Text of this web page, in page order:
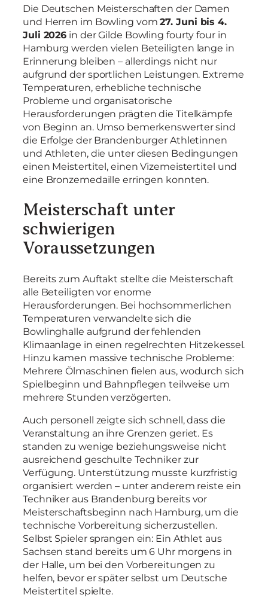
Die Deutschen Meisterschaften der Damen
und Herren im Bowling vom27. Juni bis 4.
Juli 2026 in der Gilde Bowling fourty four in
Hamburg werden vielen Beteiligten lange in
Erinnerung bleiben – allerdings nicht nur
aufgrund der sportlichen Leistungen. Extreme
Temperaturen, erhebliche technische
Probleme und organisatorische
Herausforderungen prägten die Titelkämpfe
von Beginn an. Umso bemerkenswerter sind
die Erfolge der Brandenburger Athletinnen
und Athleten, die unter diesen Bedingungen
einen Meistertitel, einen Vizemeistertitel und
eine Bronzemedaille erringen konnten.
Meisterschaft unter
schwierigen
Voraussetzungen
Bereits zum Auftakt stellte die Meisterschaft
alle Beteiligten vor enorme
Herausforderungen. Bei hochsommerlichen
Temperaturen verwandelte sich die
Bowlinghalle aufgrund der fehlenden
Klimaanlage in einen regelrechten Hitzekessel.
Hinzu kamen massive technische Probleme:
Mehrere Ölmaschinen fielen aus, wodurch sich
Spielbeginn und Bahnpflegen teilweise um
mehrere Stunden verzögerten.
Auch personell zeigte sich schnell, dass die
Veranstaltung an ihre Grenzen geriet. Es
standen zu wenige beziehungsweise nicht
ausreichend geschulte Techniker zur
Verfügung. Unterstützung musste kurzfristig
organisiert werden – unter anderem reiste ein
Techniker aus Brandenburg bereits vor
Meisterschaftsbeginn nach Hamburg, um die
technische Vorbereitung sicherzustellen.
Selbst Spieler sprangen ein: Ein Athlet aus
Sachsen stand bereits um 6 Uhr morgens in
der Halle, um bei den Vorbereitungen zu
helfen, bevor er später selbst um Deutsche
Meistertitel spielte.